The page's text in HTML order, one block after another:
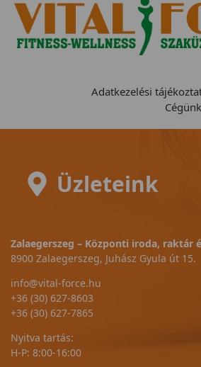
Adatkezelési
Üzleteink
Zalaegerszeg – Központi iroda, raktár
8900 Zalaegerszeg, Juhász Gyula út 15.
info@vital-force.hu
+36 (30) 627-8603
+36 (30) 627-7865
Nyitva tartás:
H-P: 8:00-16:00